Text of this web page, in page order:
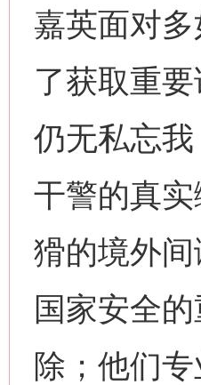
嘉英面对
了获取重
仍无私忘
干警的真
猾的境外
国家安全
除；他们